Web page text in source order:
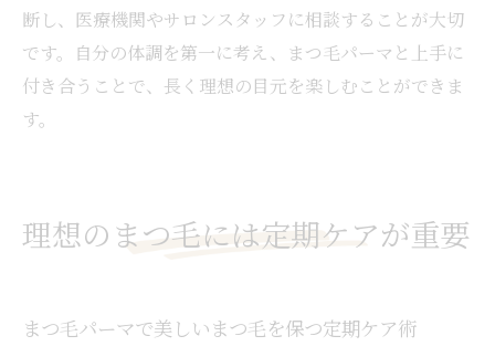
断し、医療機関やサロンスタッフに相談することが大切
です。自分の体調を第一に考え、まつ毛パーマと上手に
付き合うことで、長く理想の目元を楽しむことができま
す。
理想のまつ毛には定期ケアが重要
まつ毛パーマで美しいまつ毛を保つ定期ケア術